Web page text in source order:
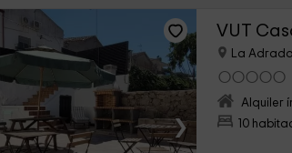
›
VUT
La
Alquiler
10